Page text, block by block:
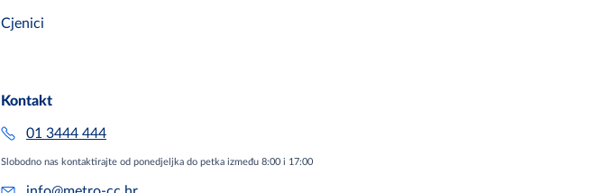
Cjenici
Kontakt
01 3444 444
Slobodno nas kontaktirajte od ponedjeljka do petka između 8:00 i 17:00